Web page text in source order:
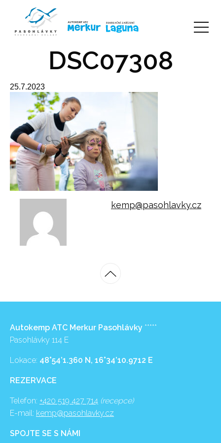
DSC07308
25.7.2023
kemp@pasohlavky.cz
Autokemp ATC Merkur Pasohlávky *****
Pasohlávky 114 E
Lokace: 48°54’1.360 N, 16°34’10.9712 E
REZERVACE
Telefon: +420 519 427 714 (recepce)
E-mail: kemp@pasohlavky.cz
SPOJTE SE S NÁMI